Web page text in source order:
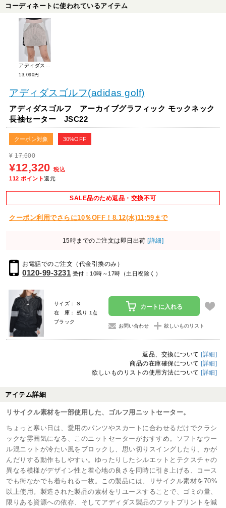
コーディネートに使われているアイテム
13,090円
アディダスゴルフ(adidas golf)
アディダスゴルフ アーカイブグラフィック モックネック
長袖セーター JSC22
クーポン対象 30%OFF
¥ 17,600
¥12,320 税込
112 ポイント還元
SALE品のため返品・交換不可
クーポン利用でさらに10％OFF！8.12(水)11:59まで
15時までのご注文は即日出荷 [詳細]
お電話でのご注文（代金引換のみ）
0120-99-3231 受付：10時～17時（土日祝除く）
サイズ： S
在 庫： 残り 1点
ブラック
カートに入れる
お問い合わせ 欲しいものリスト
返品、交換について [詳細]
商品の在庫確保について [詳細]
欲しいものリストの使用方法について [詳細]
アイテム詳細
リサイクル素材を一部使用した、ゴルフ用ニットセーター。
ちょっと寒い日は、愛用のパンツやスカートに合わせるだけでクラシ
ックな雰囲気になる、このニットセーターがおすすめ。ソフトなウー
ル混ニットが冷たい風をブロックし、思い切りスイングしたり、かが
んだりする動作もしやすい。ゆったりしたシルエットとテクスチャの
異なる模様がデザイン性と着心地の良さを同時に引き上げる、コース
でも街なかでも着られる一枚。この製品には、リサイクル素材を70%
以上使用。製造された製品の素材をリユースすることで、ゴミの量、
限りある資源への依存、そしてアディダス製品のフットプリントを減